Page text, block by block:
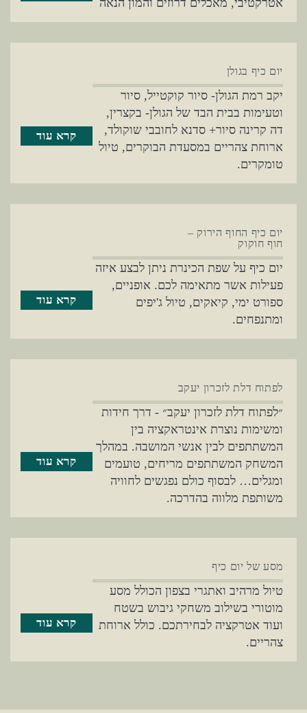
אטרקטיבי, מאכלים דרוזים והמון הנאה
יום כיף בגולן
יקב רמת הגולן- סיור קוקטייל, סיור
וטעימות בבית הבד של הגולן- בקצרין,
דה קרינה סיור+ סדנא לחובבי שוקולד,
ארוחת צהריים במסעדת הבוקרים, טיול
טומקרים.
קרא עוד
יום כיף החוף הירוק –
חוף חוקוק
יום כיף על שפת הכינרת ניתן לבצע איזה
פעילות אשר מתאימה לכם. אופניים,
ספורט ימי, קיאקים, טיול ג'יפים
ומתנפחים.
קרא עוד
לפתוח דלת לזכרון יעקב
״לפתוח דלת לזכרון יעקב״ - דרך חידות
ומשימות נוצרת אינטראקציה בין
המשתתפים לבין אנשי המושבה. במהלך
המשחק המשתתפים מריחים, טועמים
ומגלים… לבסוף כולם נפגשים לחוויה
משותפת מלווה בהדרכה.
קרא עוד
מסע של יום כיף
טיול מרהיב ואתגרי בצפון הכולל מסע
מוטורי בשילוב משחקי גיבוש בשטח
ועוד אטרקציה לבחירתכם. כולל ארוחת
צהריים.
קרא עוד